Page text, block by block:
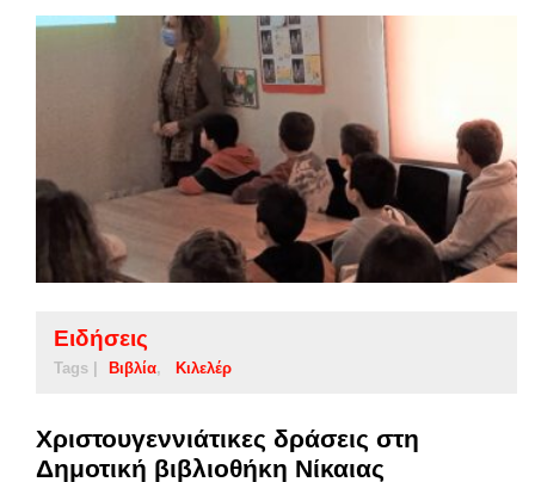
Ειδήσεις
Tags | Βιβλία Κιλελέρ
Χριστουγεννιάτικες δράσεις στη
Δημοτική βιβλιοθήκη Νίκαιας